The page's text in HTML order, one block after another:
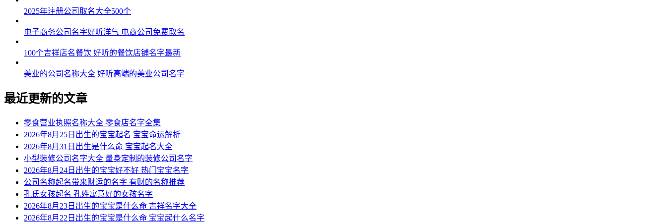
2025年注册公司取名大全500个
电子商务公司名字好听洋气 电商公司免费取名
100个吉祥店名餐饮 好听的餐饮店铺名字最新
美业的公司名称大全 好听高端的美业公司名字
最近更新的文章
零食营业执照名称大全 零食店名字全集
2026年8月25日出生的宝宝起名 宝宝命运解析
2026年8月31日出生是什么命 宝宝起名大全
小型装修公司名字大全 量身定制的装修公司名字
2026年8月24日出生的宝宝好不好 热门宝宝名字
公司名称起名带来财运的名字 有财的名称推荐
孔氏女孩起名 孔姓寓意好的女孩名字
2026年8月23日出生的宝宝是什么命 吉祥名字大全
2026年8月22日出生的宝宝是什么命 宝宝起什么名字